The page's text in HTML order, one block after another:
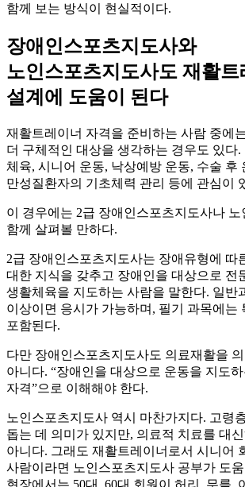
함께 보는 방식이 현실적이다.
장애인스포츠지도사와
노인스포츠지도사도 재활트
설계에 도움이 된다
재활트레이너 자격을 준비하는 사람 중에
더 구체적인 대상을 생각하는 경우도 있다.
체육, 시니어 운동, 낙상예방 운동, 수술 후
만성질환자의 기초체력 관리 등에 관심이
이 경우에는 2급 장애인스포츠지도사나
함께 살펴볼 만하다.
2급 장애인스포츠지도사는 장애유형에 따
대한 지식을 갖추고 장애인을 대상으로 전
생활체육을 지도하는 사람을 말한다. 일반
이상이면 응시가 가능하며, 필기 과목에는
포함된다.
다만 장애인스포츠지도사도 의료재활을
아니다. “장애인을 대상으로 운동을 지도
자격”으로 이해해야 한다.
노인스포츠지도사 역시 마찬가지다. 고령
돕는 데 의미가 있지만, 의료적 치료를 대
아니다. 그래도 재활트레이너로서 시니어
사람이라면 노인스포츠지도사 공부가 도움
현장에서는 50대, 60대 회원이 허리, 무릎,